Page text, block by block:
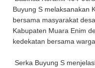
Buyung S melaksanakan
bersama masyarakat
Kabupaten Muara Enim
kedekatan bersama
Serka Buyung S